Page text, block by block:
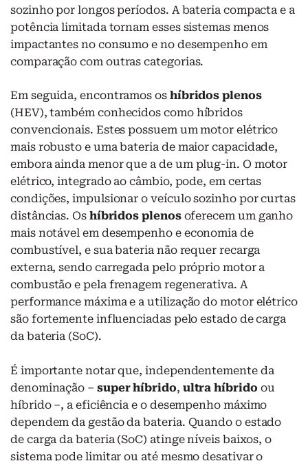
sozinho por longos períodos. A bateria compacta e a
potência limitada tornam esses sistemas menos
impactantes no consumo e no desempenho em
comparação com outras categorias.
Em seguida, encontramos os híbridos plenos
(HEV), também conhecidos como híbridos
convencionais. Estes possuem um motor elétrico
mais robusto e uma bateria de maior capacidade,
embora ainda menor que a de um plug-in. O motor
elétrico, integrado ao câmbio, pode, em certas
condições, impulsionar o veículo sozinho por curtas
distâncias. Os híbridos plenosoferecem um ganho
mais notável em desempenho e economia de
combustível, e sua bateria não requer recarga
externa, sendo carregada pelo próprio motor a
combustão e pela frenagem regenerativa. A
performance máxima e a utilização do motor elétrico
são fortemente influenciadas pelo estado de carga
da bateria (SoC).
É importante notar que, independentemente da
denominação – super híbrido, ultra híbrido ou
híbrido –, a eficiência e o desempenho máximo
dependem da gestão da bateria. Quando o estado
de carga da bateria (SoC) atinge níveis baixos, o
sistema pode limitar ou até mesmo desativar o